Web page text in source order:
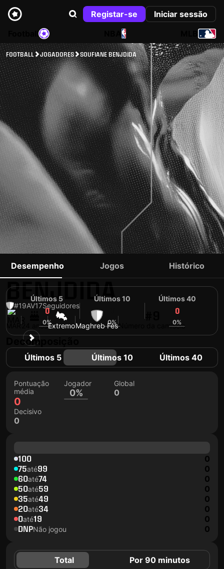
Registar-se
Iniciar sessão
NBA
FOOTBALL JOGADORES SOUFIANE BENJDIDA
SOUFIANE
BENJDIDA
#19AV17Seguidores
24 anosExtremoMaghreb Fès
#9
Número da camisola
Desempenho Jogos Histórico
Últimos 5
0
0%
Últimos 10
0%
Últimos 40
0
0%
Decomposição
Últimos 5 Últimos 10 Últimos 40
Pontuação
média
0
Jogador
0%
Global
0
Decisivo
0
100 0
75até99 0
60até74 0
50até59 0
35até49 0
20até34 0
0até19 0
DNPNão jogou 0
Total Por 90 minutos